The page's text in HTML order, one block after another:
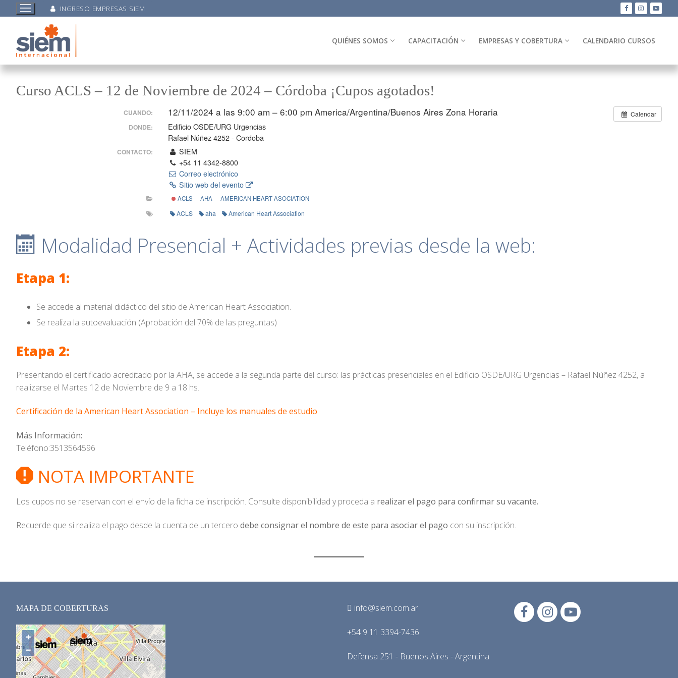
INGRESO EMPRESAS SIEM
QUIÉNES SOMOS CAPACITACIÓN EMPRESAS Y COBERTURA CALENDARIO CURSOS
Curso ACLS – 12 de Noviembre de 2024 – Córdoba ¡Cupos agotados!
Calendar
CUANDO: 12/11/2024 a las 9:00 am – 6:00 pm America/Argentina/Buenos Aires Zona Horaria
DONDE:
Edificio OSDE/URG Urgencias
Rafael Núñez 4252 - Cordoba
CONTACTO:
SIEM
+54 11 4342-8800
Correo electrónico
Sitio web del evento
ACLS AHA AMERICAN HEART ASOCIATION
ACLS aha American Heart Association
Modalidad Presencial + Actividades previas desde la web:
Etapa 1:
Se accede al material didáctico del sitio de American Heart Association.
Se realiza la autoevaluación (Aprobación del 70% de las preguntas)
Etapa 2:
Presentando el certificado acreditado por la AHA, se accede a la segunda parte del curso: las prácticas presenciales en el Edificio OSDE/URG Urgencias – Rafael Núñez 4252, a
realizarse el Martes 12 de Noviembre de 9 a 18 hs.
Certificación de la American Heart Association – Incluye los manuales de estudio
Más Información:
Teléfono:3513564596
NOTA IMPORTANTE
Los cupos no se reservan con el envío de la ficha de inscripción. Consulte disponibilidad y proceda a realizar el pago para confirmar su vacante.
Recuerde que si realiza el pago desde la cuenta de un tercero debe consignar el nombre de este para asociar el pago con su inscripción.
MAPA DE COBERTURAS info@siem.com.ar
+54 9 11 3394-7436
Defensa 251 - Buenos Aires - Argentina